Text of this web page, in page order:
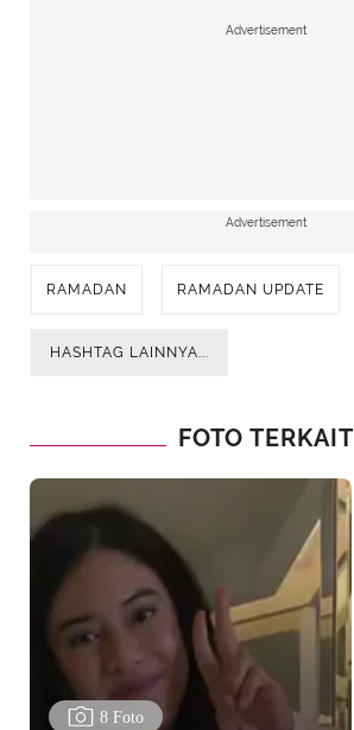
Advertisement
Advertisement
RAMADAN RAMADAN UPDATE
HASHTAG LAINNYA...
FOTO TERKAIT
8 Foto